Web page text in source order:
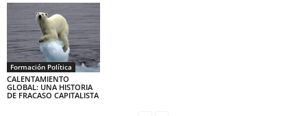
Formación Política
CALENTAMIENTO
GLOBAL: UNA HISTORIA
DE FRACASO CAPITALISTA